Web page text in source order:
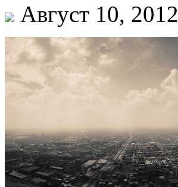
Август 10, 2012